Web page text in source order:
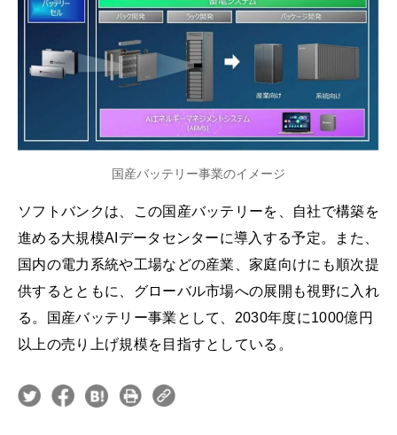
国産バッテリー事業のイメージ
ソフトバンクは、この国産バッテリーを、自社で構築を
進める大規模AIデータセンターに導入する予定。また、
国内の電力系統や工場などの産業、家庭向けにも順次提
供するとともに、グローバル市場への展開も視野に入れ
る。国産バッテリー事業として、2030年度に1000億円
以上の売り上げ規模を目指すとしている。